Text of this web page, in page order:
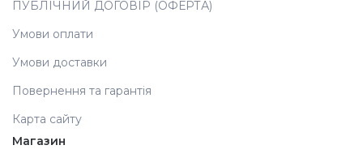
ПУБЛІЧНИЙ ДОГОВІР (ОФЕРТА)
Умови оплати
Умови доставки
Повернення та гарантія
Карта сайту
Магазин